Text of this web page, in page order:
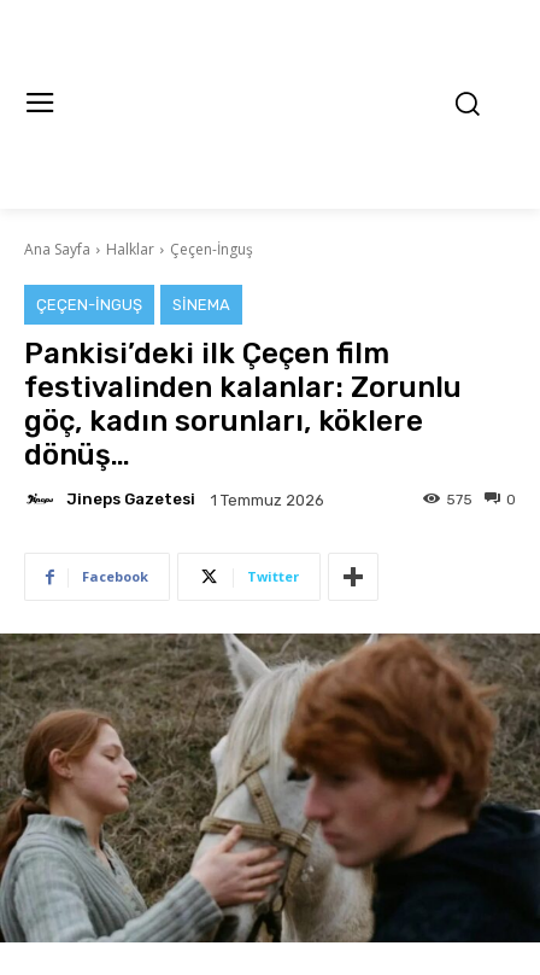
Ana Sayfa Halklar Çeçen-İnguş
ÇEÇEN-İNGUŞ SINEMA
Pankisi’deki ilk Çeçen film
festivalinden kalanlar: Zorunlu
göç, kadın sorunları, köklere
dönüş…
Jineps Gazetesi 1 Temmuz 2026 0
575
Facebook Twitter